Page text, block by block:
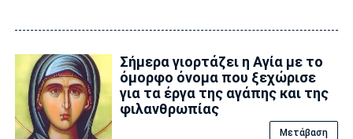
Σήμερα γιορτάζει η Αγία με το
όμορφο όνομα που ξεχώρισε
για τα έργα της αγάπης και της
φιλανθρωπίας
Μετάβαση